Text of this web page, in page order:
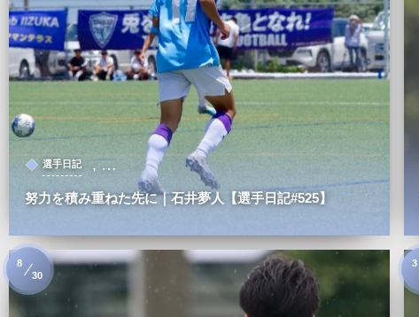
選手日記 , …
努力を積み重ねた先に｜石井夢人【選手日記#525】
8
30
3